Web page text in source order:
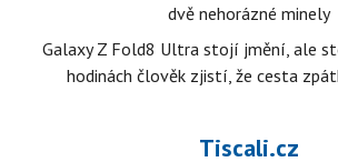
dvě nehorázné minely
Galaxy Z Fold8 Ultra stojí jmění, ale
hodinách člověk zjistí, že cesta
Tiscali.cz